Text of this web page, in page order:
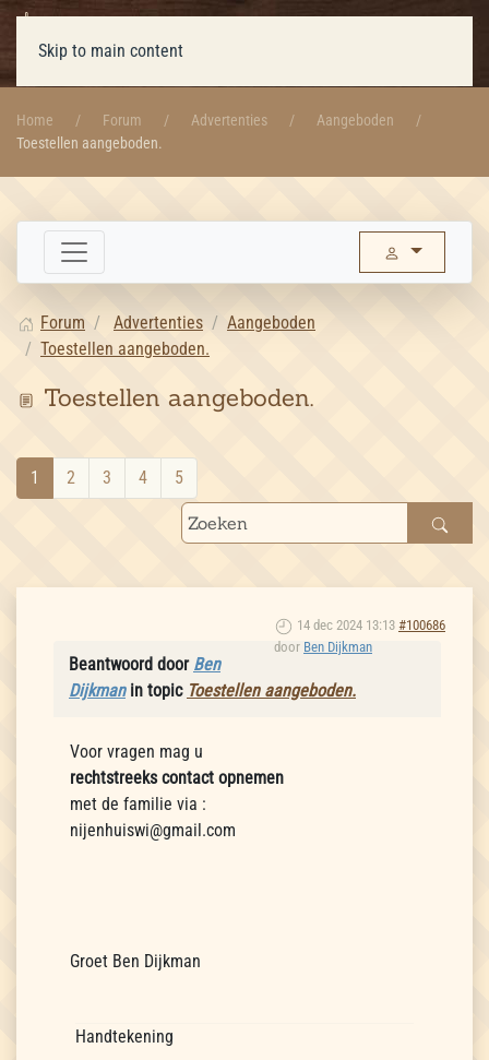
Skip to main content
Home Forum Advertenties
Aangeboden
Toestellen aangeboden.
Forum Advertenties
Aangeboden
Toestellen aangeboden.
Toestellen aangeboden.
1 2 3 4 5
14 dec 2024 13:13 #100686
door Ben Dijkman
Beantwoord door Ben
Dijkmanin topic Toestellen aangeboden.
Voor vragen mag u
rechtstreeks contact opnemen
met de familie via :
nijenhuiswi@gmail.com
Groet Ben Dijkman
Handtekening